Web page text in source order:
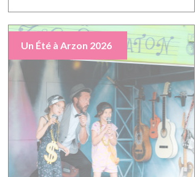
Un Été à Arzon 2026